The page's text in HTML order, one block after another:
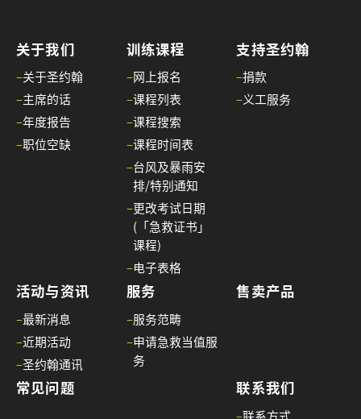
关于我们
–关于圣约翰
–主席的话
–年度报告
–职位空缺
训练课程
–网上报名
–课程列表
–课程搜索
–课程时间表
–台风及暴雨安
排/特别通知
–更改考试日期
(「急救证书」
课程)
–电子表格
支持圣约翰
–捐款
–义工服务
活动与资讯
–最新消息
–近期活动
–圣约翰通讯
服务
–服务范畴
–申请急救当值服
务
售卖产品
常见问题 联系我们
–联系方式